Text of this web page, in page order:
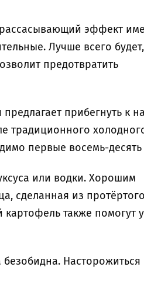
эффект
Лучше всего
предотвратить
прибегнуть к
традиционного
первые восемь-десять
или водки. Хорошим
сделанная из
также помогут
Насторожиться